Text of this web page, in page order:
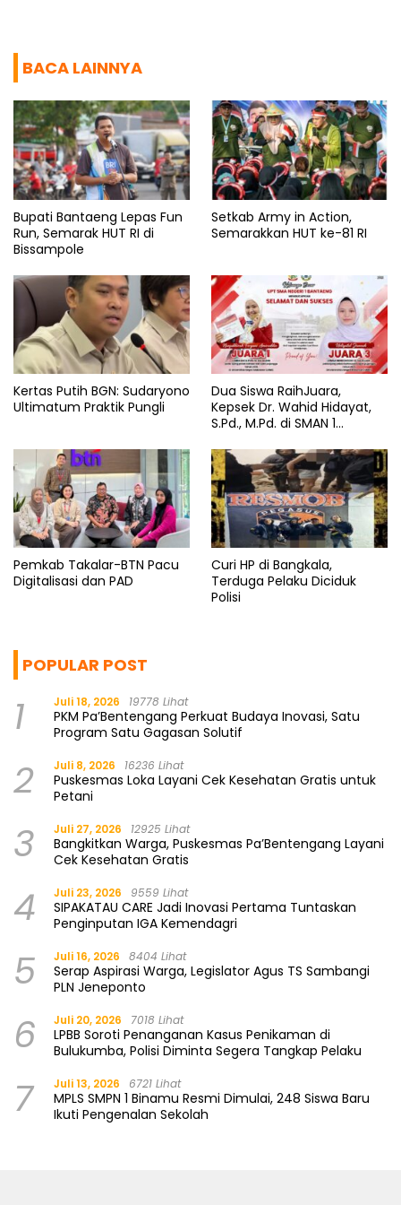
BACA LAINNYA
Bupati Bantaeng Lepas Fun
Run, Semarak HUT RI di
Bissampole
Setkab Army in Action,
Semarakkan HUT ke-81 RI
Kertas Putih BGN: Sudaryono
Ultimatum Praktik Pungli
Dua Siswa RaihJuara,
Kepsek Dr. Wahid Hidayat,
S.Pd., M.Pd. di SMAN 1
Pemkab Takalar-BTN Pacu
Digitalisasi dan PAD
Curi HP di Bangkala,
Terduga Pelaku Diciduk
Polisi
POPULAR POST
1 Juli 18, 2026 19778 Lihat
PKM Pa’Bentengang Perkuat Budaya Inovasi, Satu
Program Satu Gagasan Solutif
2 Juli 8, 2026 16236 Lihat
Puskesmas Loka Layani Cek Kesehatan Gratis untuk
Petani
3 Juli 27, 2026 12925 Lihat
Bangkitkan Warga, Puskesmas Pa’Bentengang Layani
Cek Kesehatan Gratis
4 Juli 23, 2026 9559 Lihat
SIPAKATAU CARE Jadi Inovasi Pertama Tuntaskan
Penginputan IGA Kemendagri
5 Juli 16, 2026 8404 Lihat
Serap Aspirasi Warga, Legislator Agus TS Sambangi
PLN Jeneponto
6 Juli 20, 2026 7018 Lihat
LPBB Soroti Penanganan Kasus Penikaman di
Bulukumba, Polisi Diminta Segera Tangkap Pelaku
7 Juli 13, 2026 6721 Lihat
MPLS SMPN 1 Binamu Resmi Dimulai, 248 Siswa Baru
Ikuti Pengenalan Sekolah